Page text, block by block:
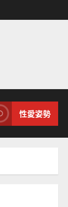
性愛姿勢